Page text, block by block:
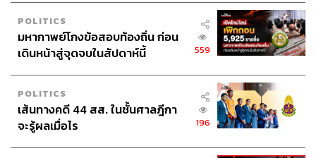
POLITICS
มหากาพย์โกงข้อสอบท้องถิ่น ก่อน
เดินหน้าสู่จุดจบในสัปดาห์นี้
559
POLITICS
เส้นทางคดี 44 สส. ในชั้นศาลฎีกา
จะรู้ผลเมื่อไร
196